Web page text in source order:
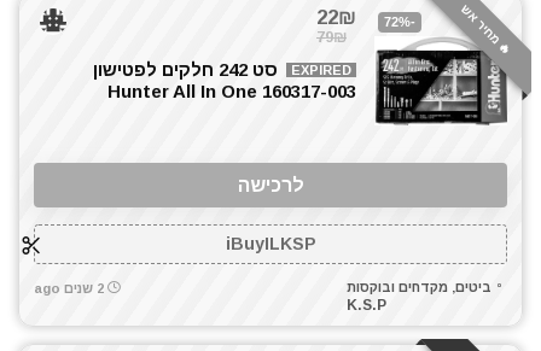
🔥 מחיר אש -72%
22₪
79₪
EXPIRED
סט 242 חלקים לפטישון
Hunter All In One 160317-003
לרכישה
iBuyILKSP
ביטים, מקדחים ובוקסות
K.S.P
2 שנים ago